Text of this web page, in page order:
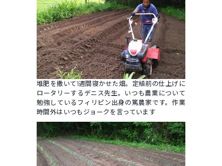
堆肥を撒いて1週間寝かせた畑。定植前の仕上げに
ロータリーするデニス先生。いつも農業について
勉強しているフィリピン出身の篤農家です。作業
時間外はいつもジョークを言っています